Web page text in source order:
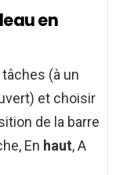
en
(à un
et choisir
de la barre
En haut, A